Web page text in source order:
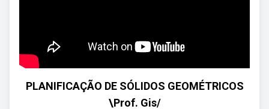
PLANIFICAÇÃO DE SÓLIDOS GEOMÉTRICOS
\Prof. Gis/